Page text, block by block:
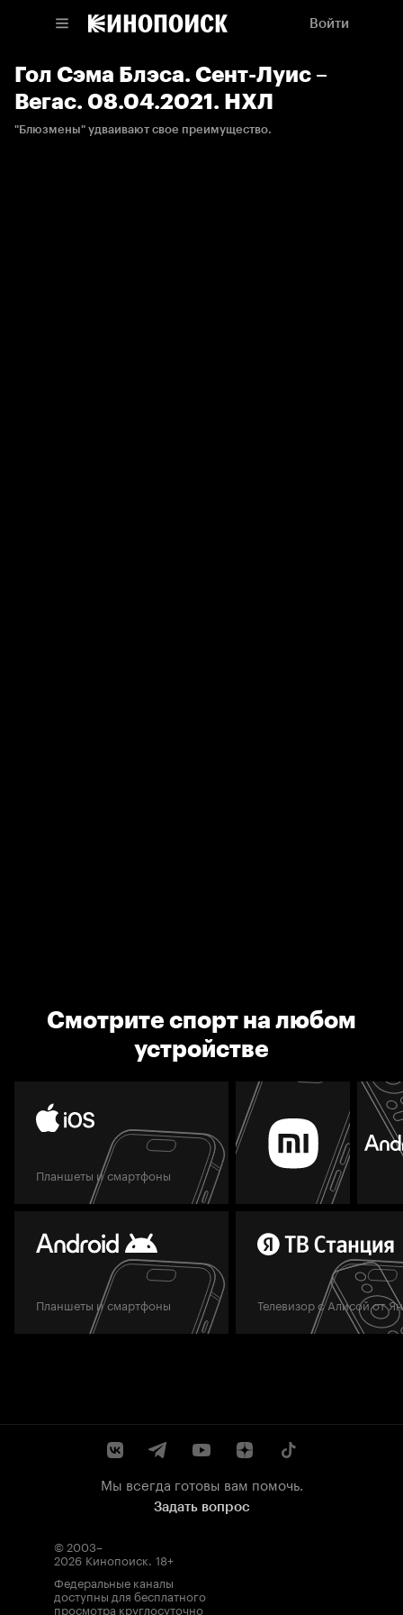
Войти
Гол Сэма Блэса. Сент-Луис –
Вегас. 08.04.2021. НХЛ
"Блюзмены" удваивают свое преимущество.
Смотрите спорт на любом
устройстве
Планшеты и смартфоны
Планшеты и смартфоны Телевизор с Алисой от
Мы всегда готовы вам помочь.
Задать вопрос
© 2003–
2026 Кинопоиск. 18+
Федеральные каналы
доступны для бесплатного
просмотра круглосуточно